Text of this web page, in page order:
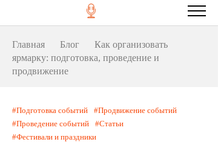
Главная Блог
Как организовать
ярмарку: подготовка, проведение и
продвижение
Подготовка событий
Продвижение событий
Проведение событий
Статьи
Фестивали и праздники